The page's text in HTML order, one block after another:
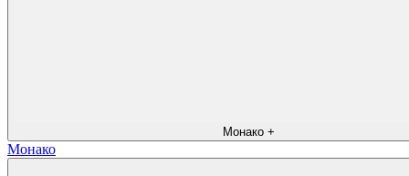
Монако +
Монако